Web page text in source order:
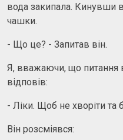
вода закипала. Кинувши в
чашки.
- Що це? - Запитав він.
Я, вважаючи, що питання
відповів:
- Ліки. Щоб не хворіти та
Він розсміявся: